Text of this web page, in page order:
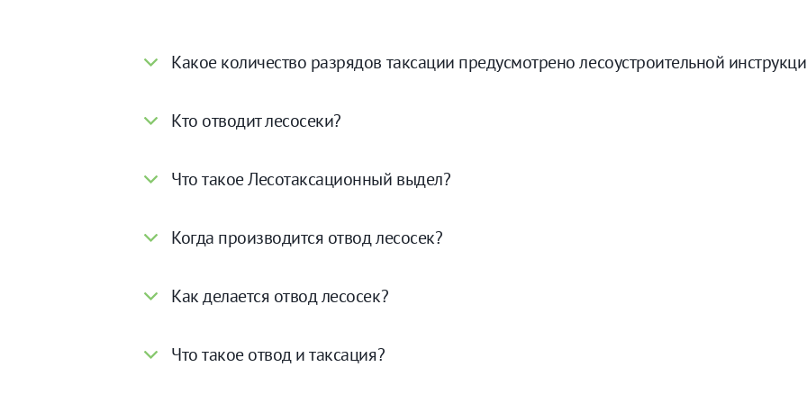
Какое количество разрядов таксации предусмотрено лесоустроительной
Кто отводит лесосеки?
Что такое Лесотаксационный выдел?
Когда производится отвод лесосек?
Как делается отвод лесосек?
Что такое отвод и таксация?